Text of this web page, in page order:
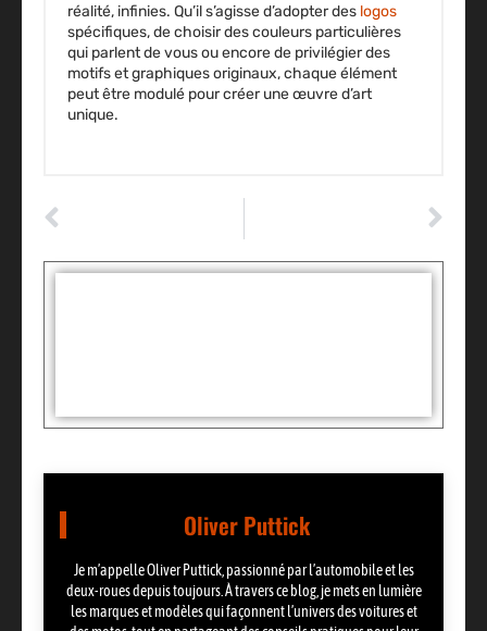
réalité, infinies. Qu’il s’agisse d’adopter des logos
spécifiques, de choisir des couleurs particulières
qui parlent de vous ou encore de privilégier des
motifs et graphiques originaux, chaque élément
peut être modulé pour créer une œuvre d’art
unique.
Oliver Puttick
Je m’appelle Oliver Puttick, passionné par l’automobile et les
deux-roues depuis toujours. À travers ce blog, je mets en lumière
les marques et modèles qui façonnent l’univers des voitures et